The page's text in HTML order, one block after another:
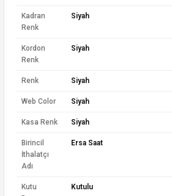
Kadran
Renk
Siyah
Kordon
Renk
Siyah
Renk Siyah
Web Color Siyah
Kasa Renk Siyah
Birincil
İthalatçı
Adı
Ersa Saat
Kutu
Kutulu